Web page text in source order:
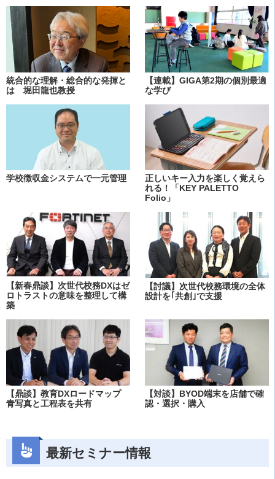
統合的な理解・総合的な発揮と
は 堀田龍也教授
【連載】GIGA第2期の個別最適
な学び
学校徴収金システムで一元管理
正しいキー入力を楽しく覚えら
れる！「KEY PALETTO
Folio」
【新春鼎談】次世代校務DXはゼ
ロトラストの意味を整理して構
築
【討議】次世代校務環境の全体
設計を｢共創｣で支援
【鼎談】教育DXロードマップ
青写真と工程表を共有
【対談】BYOD端末を店舗で確
認・選択・購入
最新セミナー情報